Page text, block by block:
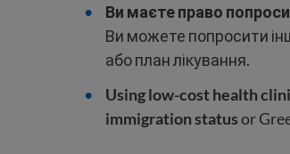
Ви маєте право
Ви можете попросити
або план лікування.
Using low-cost health
immigration statusor